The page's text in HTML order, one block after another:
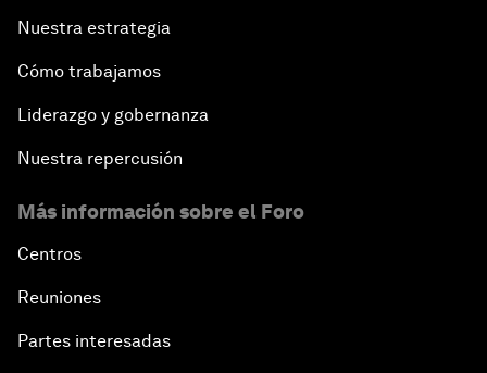
Nuestra estrategia
Cómo trabajamos
Liderazgo y gobernanza
Nuestra repercusión
Más información sobre el Foro
Centros
Reuniones
Partes interesadas